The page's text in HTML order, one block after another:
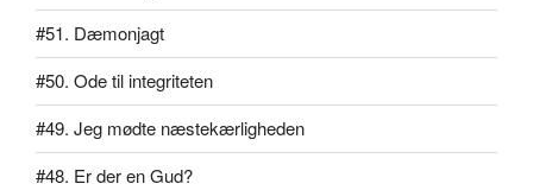
#51. Dæmonjagt
#50. Ode til integriteten
#49. Jeg mødte næstekærligheden
#48. Er der en Gud?